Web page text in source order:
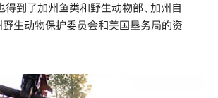
到了加州鱼类和野生动物部、加州自
野生动物保护委员会和美国垦务局的资